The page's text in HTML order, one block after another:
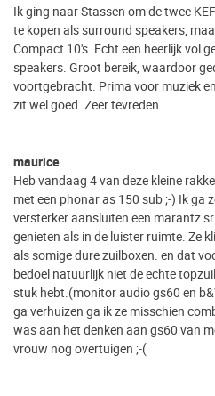
Ik ging naar Stassen om de twee
te kopen als surround speakers,
Compact 10's. Echt een heerlijk vol
speakers. Groot bereik, waardoor
voortgebracht. Prima voor muziek
zit wel goed. Zeer tevreden.
maurice
Heb vandaag 4 van deze kleine
met een phonar as 150 sub ;-) Ik ga
versterker aansluiten een marantz
genieten als in de luister ruimte. Ze
als somige dure zuilboxen. en dat
bedoel natuurlijk niet de echte
stuk hebt.(monitor audio gs60 en
ga verhuizen ga ik ze misschien
was aan het denken aan gs60 van
vrouw nog overtuigen ;-(